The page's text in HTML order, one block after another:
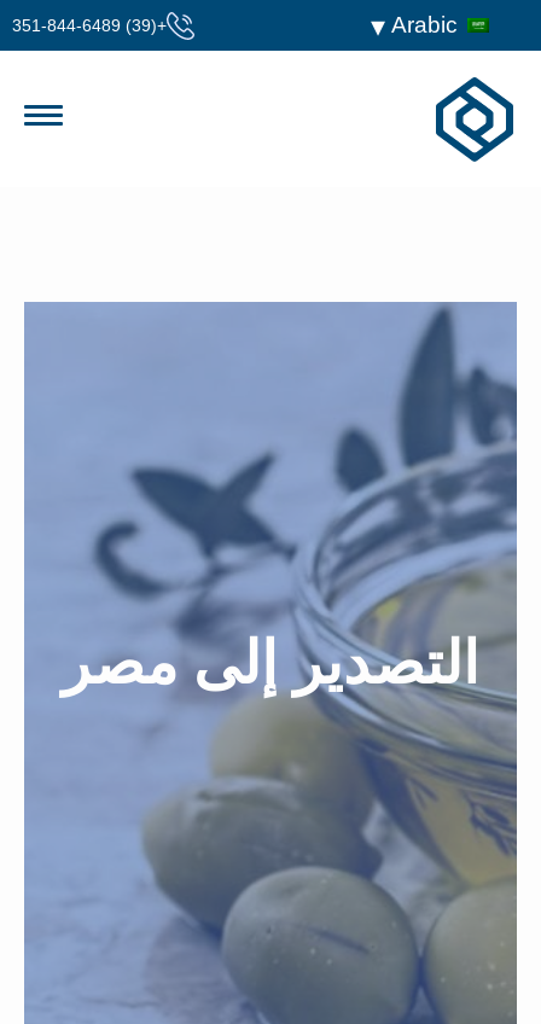
+(39) 351-844-6489
التصدير إلى مصر